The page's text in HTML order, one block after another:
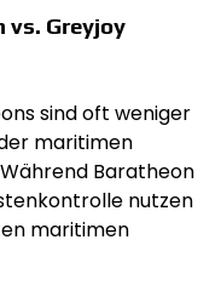
vs. Greyjoy
sind oft weniger
maritimen
Baratheon
nutzen
maritimen